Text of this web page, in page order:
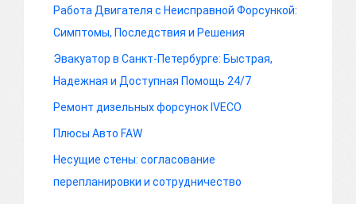
Работа Двигателя с Неисправной Форсункой:
Симптомы, Последствия и Решения
Эвакуатор в Санкт-Петербурге: Быстрая,
Надежная и Доступная Помощь 24/7
Ремонт дизельных форсунок IVECO
Плюсы Авто FAW
Несущие стены: согласование
перепланировки и сотрудничество